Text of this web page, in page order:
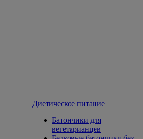
Диетическое питание
Батончики для
вегетарианцев